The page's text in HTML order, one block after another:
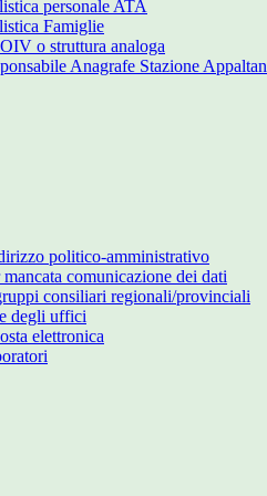
personale ATA
Famiglie
o struttura analoga
Anagrafe Stazione
politico-amministrativo
comunicazione dei dati
consiliari regionali/provinciali
degli uffici
elettronica